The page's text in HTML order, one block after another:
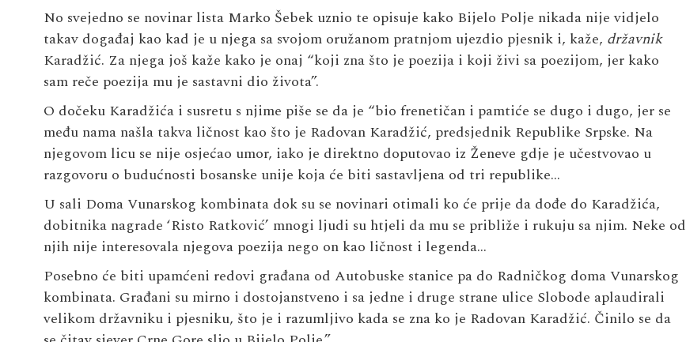
No svejedno se novinar lista Marko Šebekuznio te opisuje kako Bijelo Polje nikada nije vidjelo
takav događaj kao kad je u njega sa svojom oružanom pratnjom ujezdio pjesnik i, kaže, državnik
Karadžić. Za njega još kaže kako je onaj “koji zna što je poezija i koji živi sa poezijom, jer kako
sam reče poezija mu je sastavni dio života”.
O dočeku Karadžića i susretu s njime piše se da je “bio frenetičan i pamtiće se dugo i dugo, jer se
među nama našla takva ličnost kao što je Radovan Karadžić, predsjednik Republike Srpske. Na
njegovom licu se nije osjećao umor, iako je direktno doputovao iz Ženeve gdje je učestvovao u
razgovoru o budućnosti bosanske unije koja će biti sastavljena od tri republike…
U sali Doma Vunarskog kombinata dok su se novinari otimali ko će prije da dođe do Karadžića,
dobitnika nagrade ‘Risto Ratković’ mnogi ljudi su htjeli da mu se približe i rukuju sa njim. Neke od
njih nije interesovala njegova poezija nego on kao ličnost i legenda…
Posebno će biti upamćeni redovi građana od Autobuske stanice pa do Radničkog doma Vunarskog
kombinata. Građani su mirno i dostojanstveno i sa jedne i druge strane ulice Slobode aplaudirali
velikom državniku i pjesniku, što je i razumljivo kada se zna ko je Radovan Karadžić. Činilo se da